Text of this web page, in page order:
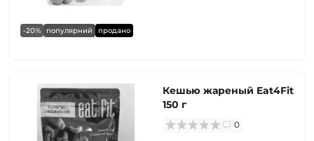
-20% популярний продано
Кешью жареный Eat4Fit
150 г
0